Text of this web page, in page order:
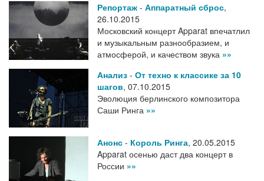
Репортаж - Аппаратный сброс,
26.10.2015
Московский концерт Apparat впечатлил
и музыкальным разнообразием, и
атмосферой, и качеством звука »»
Анализ - От техно к классике за 10
шагов, 07.10.2015
Эволюция берлинского композитора
Саши Ринга »»
Анонс - Король Ринга, 20.05.2015
Apparat осенью даст два концерт в
России »»